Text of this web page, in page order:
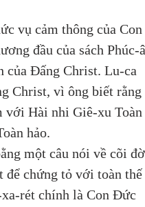
vụ cảm thông của Con
đầu của sách Phúc-
của Đấng Christ. Lu-ca
Christ, vì ông biết rằng
với Hài nhi Giê-xu Toàn
hảo.
một câu nói về cõi
chứng tỏ với toàn thế
rét chính là Con Đức